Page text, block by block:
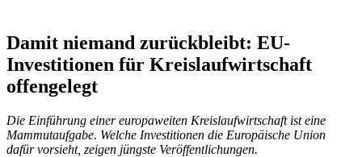
Damit niemand zurückbleibt: EU-
Investitionen für Kreislaufwirtschaft
offengelegt
Die Einführung einer europaweiten Kreislaufwirtschaft ist eine
Mammutauf­gabe. Welche Investitionen die Europäische Union
dafür vorsieht, zeigen jüngste Veröffentlichungen.